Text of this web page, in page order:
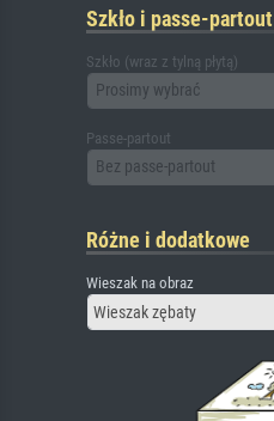
Szkło i passe-partout
Szkło (wraz z tylną płytą)
Prosimy wybrać
Passe-partout
Bez passe-partout
Różne i dodatkowe
Wieszak na obraz
Wieszak zębaty